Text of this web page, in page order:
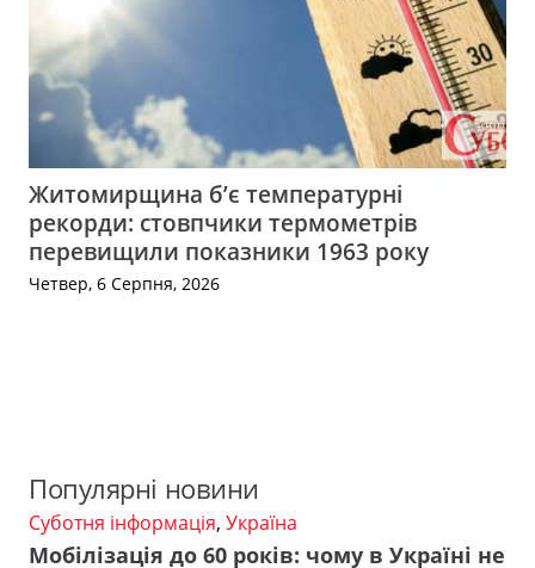
Житомирщина б’є температурні
рекорди: стовпчики термометрів
перевищили показники 1963 року
Четвер, 6 Серпня, 2026
Популярні новини
Суботня інформація, Україна
Мобілізація до 60 років: чому в Україні не